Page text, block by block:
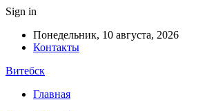
Sign in
Понедельник, 10 августа, 2026
Контакты
Витебск
Главная